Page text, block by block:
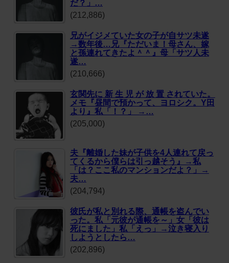
だ？」…
(212,886)
兄がイジメていた女の子が自サツ未遂
→数年後…兄『ただいま！母さん、嫁
と孫連れてきたよ＾＾』母「サツ人未
遂…
(210,666)
玄関先に 新 生 児 が 放 置 されていた。
メモ『昼間で預かって、ヨロシク。Y田
より』私「！？」 →…
(205,000)
夫『離婚した妹が子供を4人連れて戻っ
てくるから僕らは引っ越そう』→私
「は？ここ私のマンションだよ？」→
夫…
(204,794)
彼氏が私と別れる際、通帳を盗んでい
った。私「元彼が通帳を～」女「彼は
死にました」私「えっ」→泣き寝入り
しようとしたら…
(202,896)